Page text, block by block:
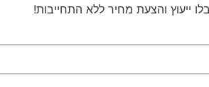
ייעוץ והצעת מחיר ללא התחייבות!